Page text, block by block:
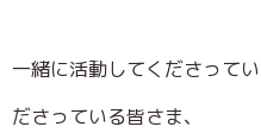
一緒に活動してくださって
ださっている皆さま、